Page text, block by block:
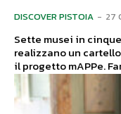
DISCOVER PISTOIA - 27
Sette musei in
realizzano un
il